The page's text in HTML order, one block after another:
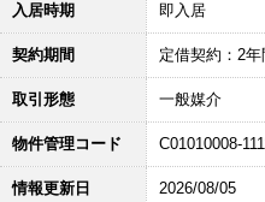
入居時期 即入居
契約期間 定借契約：2年
取引形態 一般媒介
物件管理コード C01010008-
情報更新日 2026/08/05